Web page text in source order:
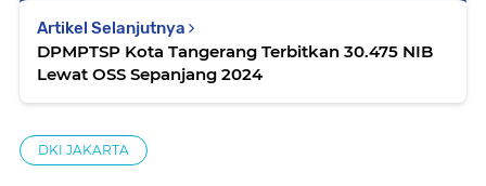
Artikel Selanjutnya
DPMPTSP Kota Tangerang Terbitkan 30.475 NIB
Lewat OSS Sepanjang 2024
DKI JAKARTA